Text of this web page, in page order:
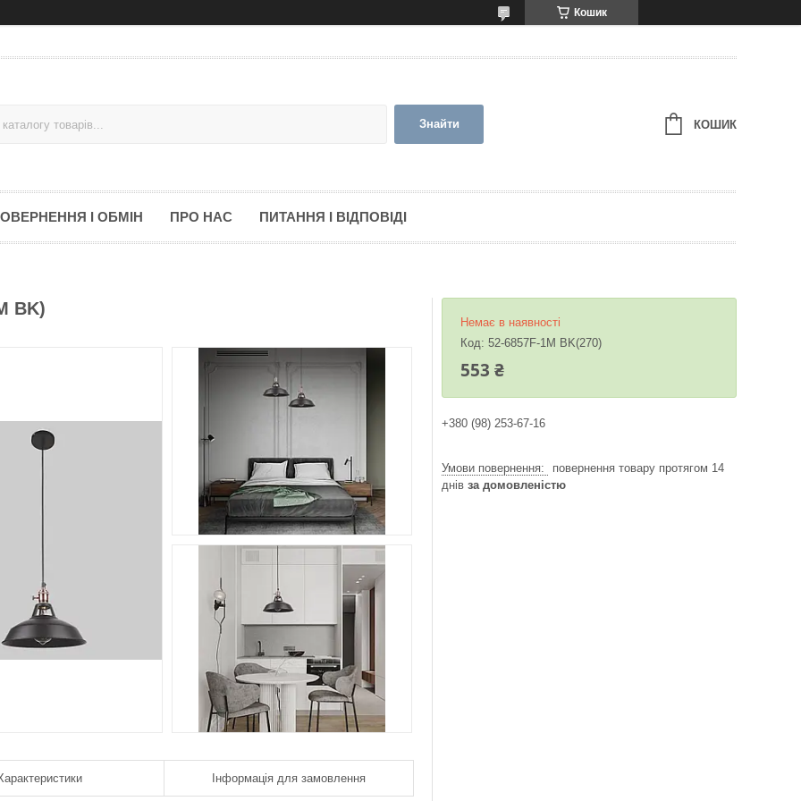
Кошик
Знайти КОШИК
І ОБМІН ПРО НАС ПИТАННЯ І ВІДПОВІДІ
BK)
Інформація для замовлення
Немає в наявності
Код: 52-6857F-1M BK(270)
553 ₴
+380 (98) 253-67-16
повернення товару протягом 14
днів за домовленістю